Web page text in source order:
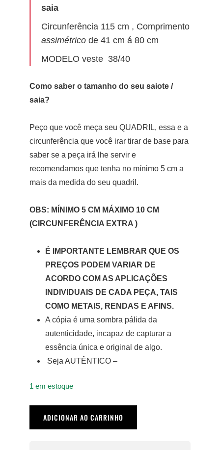
saia
Circunferência 115 cm , Comprimento
assimétrico de 41 cm á 80 cm
MODELO veste 38/40
Como saber o tamanho do seu saiote /
saia?
Peço que você meça seu QUADRIL, essa e a
circunferência que você irar tirar de base para
saber se a peça irá lhe servir e
recomendamos que tenha no mínimo 5 cm a
mais da medida do seu quadril.
OBS: MÍNIMO 5 CM MÁXIMO 10 CM
(CIRCUNFERÊNCIA EXTRA )
É IMPORTANTE LEMBRAR QUE OS
PREÇOS PODEM VARIAR DE
ACORDO COM AS APLICAÇÕES
INDIVIDUAIS DE CADA PEÇA, TAIS
COMO METAIS, RENDAS E AFINS.
A cópia é uma sombra pálida da
autenticidade, incapaz de capturar a
essência única e original de algo.
Seja AUTÊNTICO –
1 em estoque
ADICIONAR AO CARRINHO